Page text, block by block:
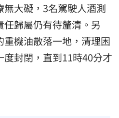
大礙，3名駕駛人酒測
歸屬仍有待釐清。另
機油散落一地，清理困
封閉，直到11時40分才